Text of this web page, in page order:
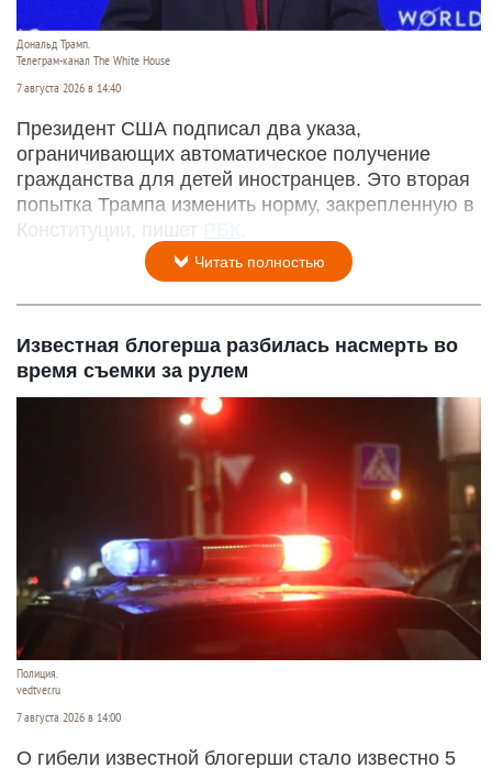
Дональд Трамп.
Телеграм-канал The White House
7 августа 2026 в 14:40
Президент США подписал два указа,
ограничивающих автоматическое получение
гражданства для детей иностранцев. Это вторая
попытка Трампа изменить норму, закрепленную в
Конституции, пишет РБК
Читать полностью
Известная блогерша разбилась насмерть во
время съемки за рулем
Полиция.
vedtver.ru
7 августа 2026 в 14:00
О гибели известной блогерши стало известно 5